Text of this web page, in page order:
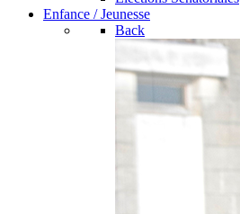
Enfance / Jeunesse
Back